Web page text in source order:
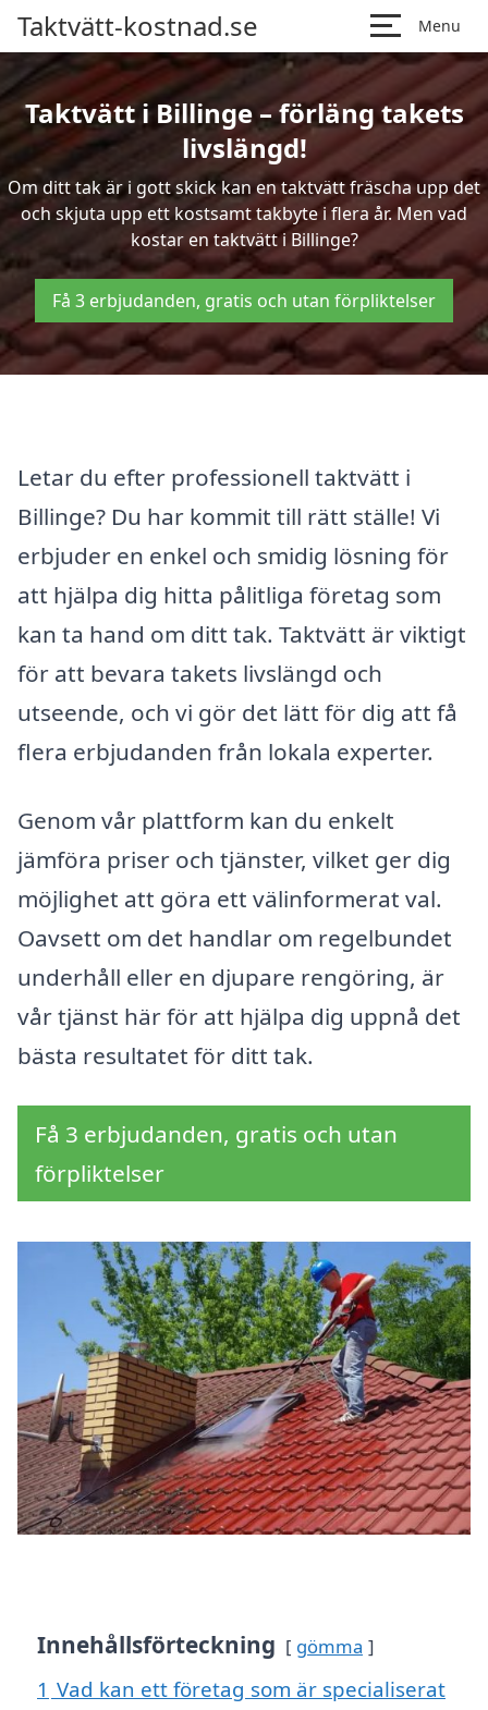
Taktvätt-kostnad.se Menu
Taktvätt i Billinge – förläng takets
livslängd!
Om ditt tak är i gott skick kan en taktvätt fräscha upp det
och skjuta upp ett kostsamt takbyte i flera år. Men vad
kostar en taktvätt i Billinge?
Få 3 erbjudanden, gratis och utan förpliktelser
Letar du efter professionell taktvätt i
Billinge? Du har kommit till rätt ställe! Vi
erbjuder en enkel och smidig lösning för
att hjälpa dig hitta pålitliga företag som
kan ta hand om ditt tak. Taktvätt är viktigt
för att bevara takets livslängd och
utseende, och vi gör det lätt för dig att få
flera erbjudanden från lokala experter.
Genom vår plattform kan du enkelt
jämföra priser och tjänster, vilket ger dig
möjlighet att göra ett välinformerat val.
Oavsett om det handlar om regelbundet
underhåll eller en djupare rengöring, är
vår tjänst här för att hjälpa dig uppnå det
bästa resultatet för ditt tak.
Få 3 erbjudanden, gratis och utan
förpliktelser
Innehållsförteckning gömma
1 Vad kan ett företag som är specialiserat